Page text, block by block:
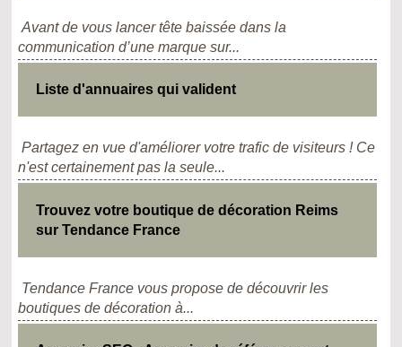
Avant de vous lancer tête baissée dans la
communication d’une marque sur...
Liste d'annuaires qui valident
Partagez en vue d'améliorer votre trafic de visiteurs ! Ce
n'est certainement pas la seule...
Trouvez votre boutique de décoration Reims
sur Tendance France
Tendance France vous propose de découvrir les
boutiques de décoration à...